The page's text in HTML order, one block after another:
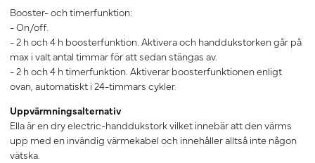
Booster- och timerfunktion:
- On/off.
- 2 h och 4 h boosterfunktion. Aktivera och handdukstorken går på
max i valt antal timmar för att sedan stängas av.
- 2 h och 4 h timerfunktion. Aktiverar boosterfunktionen enligt
ovan, automatiskt i 24-timmars cykler.
Uppvärmningsalternativ
Ella är en dry electric-handdukstork vilket innebär att den värms
upp med en invändig värmekabel och innehåller alltså inte någon
vätska.